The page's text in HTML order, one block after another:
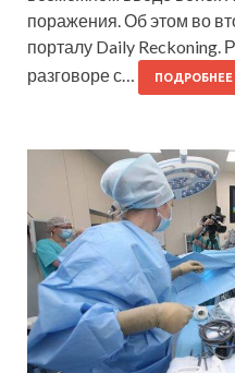
поражения. Об этом во
порталу Daily Reckoning.
разговоре с…
ПОДРОБНЕЕ